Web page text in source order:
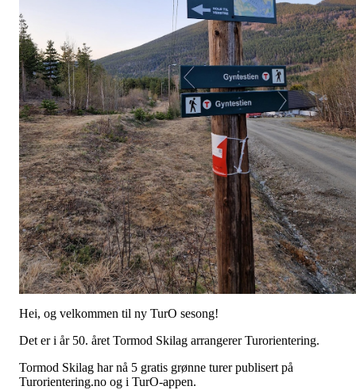
Hei, og velkommen til ny TurO sesong!
Det er i år 50. året Tormod Skilag arrangerer Turorientering.
Tormod Skilag har nå 5 gratis grønne turer publisert på
Turorientering.no og i TurO-appen.